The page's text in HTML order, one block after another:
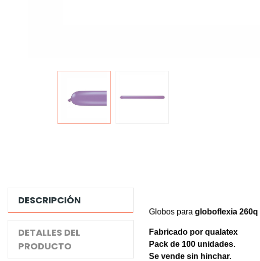
DESCRIPCIÓN
DETALLES DEL
PRODUCTO
Globos para globoflexia 260q
Fabricado por qualatex
Pack de 100 unidades.
Se vende sin hinchar.